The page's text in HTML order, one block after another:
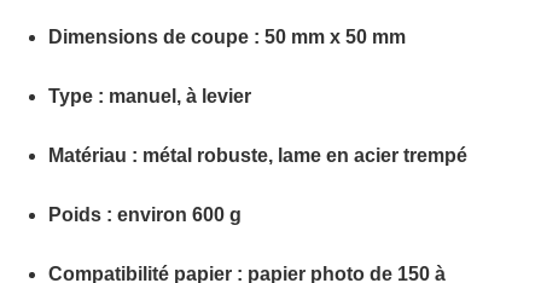
Dimensions de coupe : 50 mm x 50 mm
Type : manuel, à levier
Matériau : métal robuste, lame en acier trempé
Poids : environ 600 g
Compatibilité papier : papier photo de 150 à